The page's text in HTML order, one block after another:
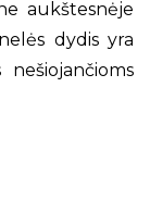
aukštesnėje
dydis yra